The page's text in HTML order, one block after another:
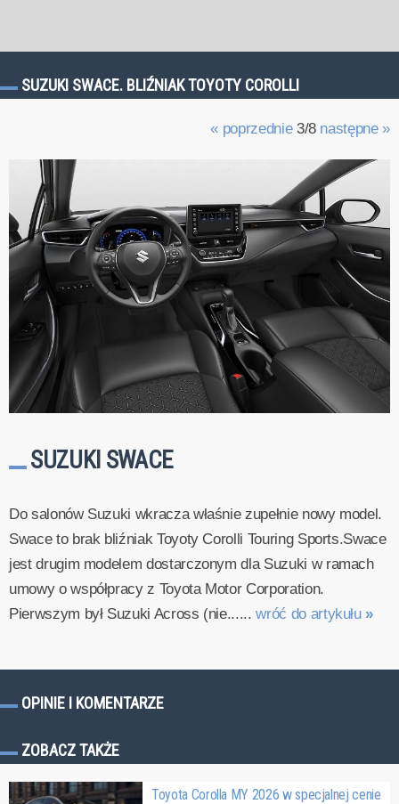
SUZUKI SWACE. BLIŹNIAK TOYOTY COROLLI
« poprzednie3/8 następne »
SUZUKI SWACE
Do salonów Suzuki wkracza właśnie zupełnie nowy model.
Swace to brak bliźniak Toyoty Corolli Touring Sports.Swace
jest drugim modelem dostarczonym dla Suzuki w ramach
umowy o współpracy z Toyota Motor Corporation.
Pierwszym był Suzuki Across (nie......wróć do artykułu »
OPINIE I KOMENTARZE
ZOBACZ TAKŻE
Toyota Corolla MY 2026 w specjalnej cenie